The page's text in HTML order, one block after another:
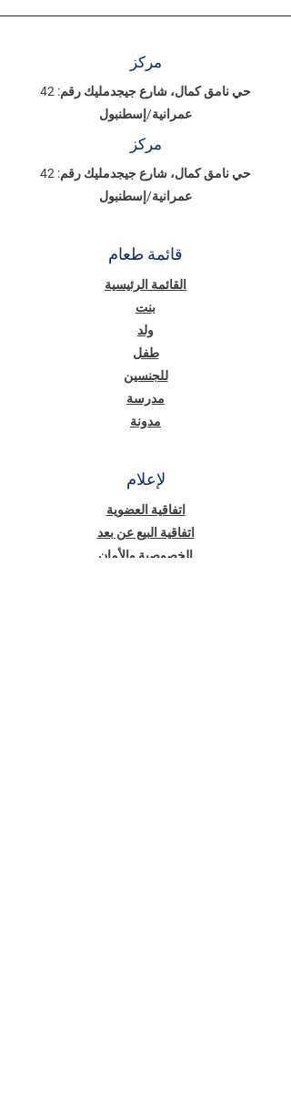
مركز
حي نامق كمال، شارع جيجدمليك رقم: 42
عمرانية/إسطنبول
مركز
حي نامق كمال، شارع جيجدمليك رقم: 42
عمرانية/إسطنبول
قائمة طعام
القائمة الرئيسية
بنت
ولد
طفل
للجنسين
مدرسة
مدونة
لإعلام
اتفاقية العضوية
اتفاقية البيع عن بعد
الخصوصية والأمان